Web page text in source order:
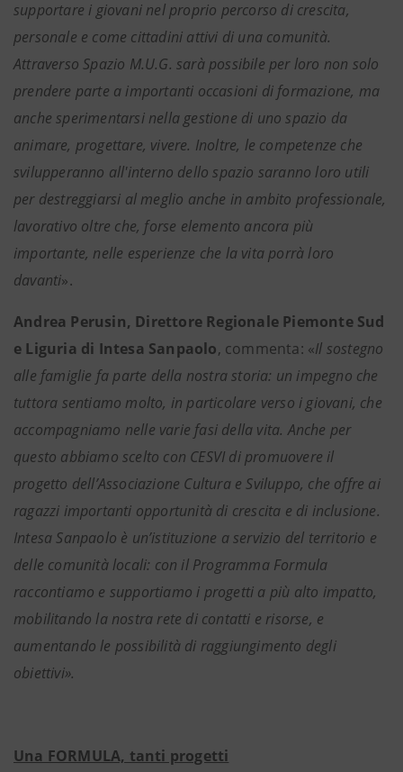
supportare i giovani nel proprio percorso di crescita,
personale e come cittadini attivi di una comunità.
Attraverso Spazio M.U.G. sarà possibile per loro non solo
prendere parte a importanti occasioni di formazione, ma
anche sperimentarsi nella gestione di uno spazio da
animare, progettare, vivere. Inoltre, le competenze che
svilupperanno all'interno dello spazio saranno loro utili
per destreggiarsi al meglio anche in ambito professionale,
lavorativo oltre che, forse elemento ancora più
importante, nelle esperienze che la vita porrà loro
davanti».
Andrea Perusin, Direttore Regionale Piemonte Sud
e Liguria di Intesa Sanpaolo, commenta: «Il sostegno
alle famiglie fa parte della nostra storia: un impegno che
tuttora sentiamo molto, in particolare verso i giovani, che
accompagniamo nelle varie fasi della vita. Anche per
questo abbiamo scelto con CESVI di promuovere il
progetto dell’Associazione Cultura e Sviluppo, che offre ai
ragazzi importanti opportunità di crescita e di inclusione.
Intesa Sanpaolo è un’istituzione a servizio del territorio e
delle comunità locali: con il Programma Formula
raccontiamo e supportiamo i progetti a più alto impatto,
mobilitando la nostra rete di contatti e risorse, e
aumentando le possibilità di raggiungimento degli
obiettivi».
Una FORMULA, tanti progetti